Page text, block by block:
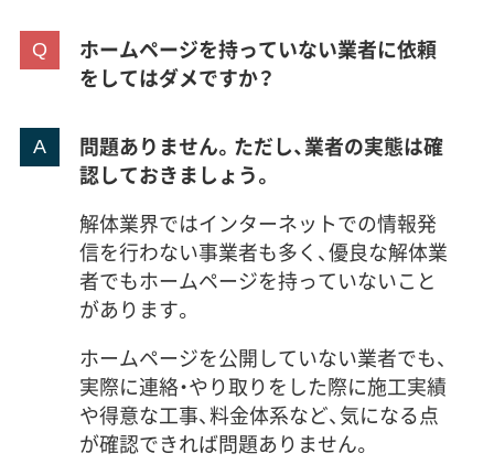
ホームページを持っていない業者に依頼
をしてはダメですか？
問題ありません。ただし、業者の実態は確
認しておきましょう。
解体業界ではインターネットでの情報発
信を行わない事業者も多く、優良な解体業
者でもホームページを持っていないこと
があります。
ホームページを公開していない業者でも、
実際に連絡・やり取りをした際に施工実績
や得意な工事、料金体系など、気になる点
が確認できれば問題ありません。